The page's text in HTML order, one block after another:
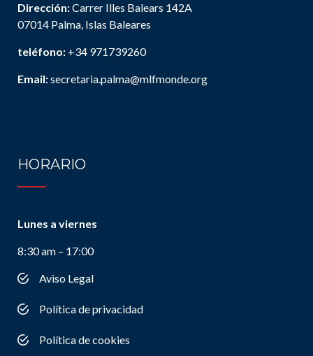
Dirección:Carrer Illes Balears 142A
07014 Palma, Islas Baleares
teléfono: +34 971739260
Email:secretaria.palma@mlfmonde.org
HORARIO
Lunes a viernes
8:30 am – 17:00
Aviso Legal
Política de privacidad
Política de cookies